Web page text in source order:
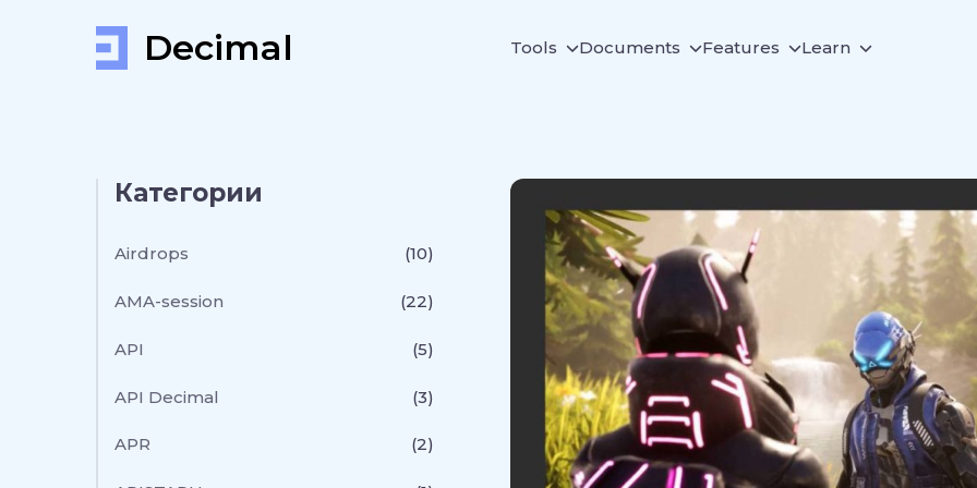
Decimal Tools Documents Features Learn
Категории
Airdrops (10)
AMA-session (22)
API (5)
API Decimal (3)
APR (2)